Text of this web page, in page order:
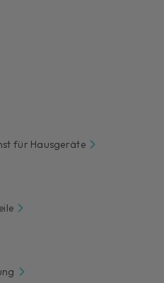
für Hausgeräte